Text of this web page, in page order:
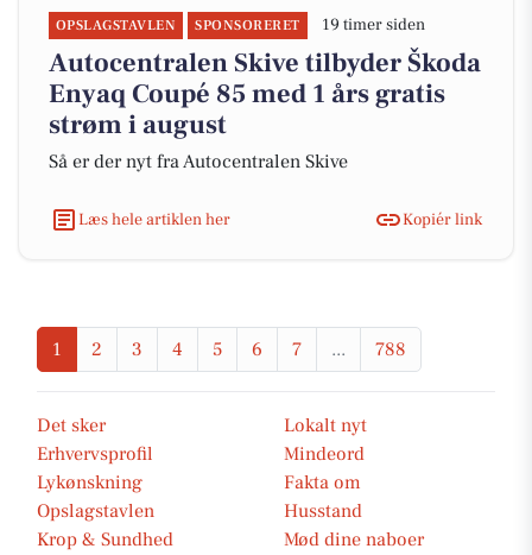
OPSLAGSTAVLEN SPONSORERET 19 timer siden
Autocentralen Skive tilbyder Škoda
Enyaq Coupé 85 med 1 års gratis
strøm i august
Så er der nyt fra Autocentralen Skive
Læs hele artiklen her Kopiér link
1 2 3 4 5 6 7 ... 788
Det sker
Lokalt nyt
Erhvervsprofil
Mindeord
Lykønskning
Fakta om
Opslagstavlen
Husstand
Krop & Sundhed
Mød dine naboer